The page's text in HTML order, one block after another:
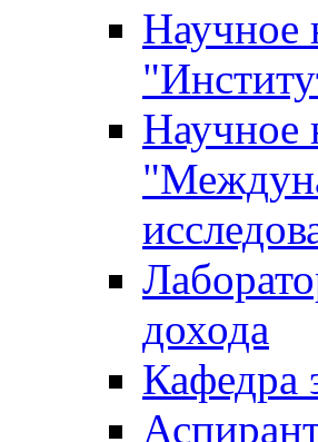
Научное
Научное
дохода
Кафедра